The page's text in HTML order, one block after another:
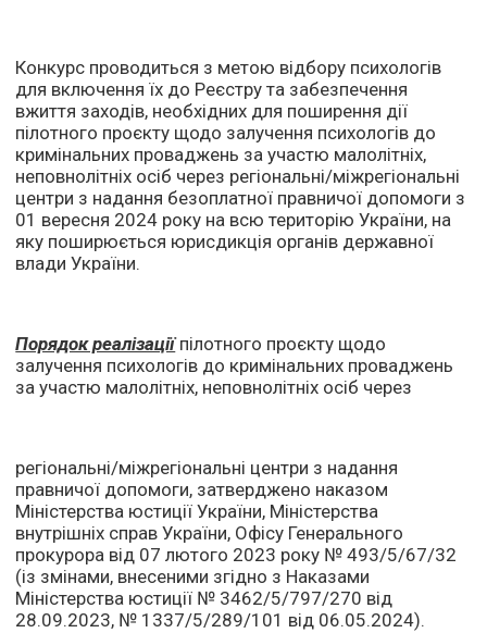
Конкурс проводиться з метою відбору психологів
для включення їх до Реєстру та забезпечення
вжиття заходів, необхідних для поширення дії
пілотного проєкту щодо залучення психологів до
кримінальних проваджень за участю малолітніх,
неповнолітніх осіб через регіональні/міжрегіональні
центри з надання безоплатної правничої допомоги з
01 вересня 2024 року на всю територію України, на
яку поширюється юрисдикція органів державної
влади України.
Порядок реалізаціїпілотного проєкту щодо
залучення психологів до кримінальних проваджень
за участю малолітніх, неповнолітніх осіб через
регіональні/міжрегіональні центри з надання
правничої допомоги, затверджено наказом
Міністерства юстиції України, Міністерства
внутрішніх справ України, Офісу Генерального
прокурора від 07 лютого 2023 року № 493/5/67/32
(із змінами, внесеними згідно з Наказами
Міністерства юстиції № 3462/5/797/270 від
28.09.2023, № 1337/5/289/101 від 06.05.2024).